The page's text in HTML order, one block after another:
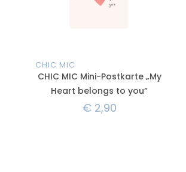
CHIC MIC
CHIC MIC Mini-Postkarte „My
Heart belongs to you“
€2,90